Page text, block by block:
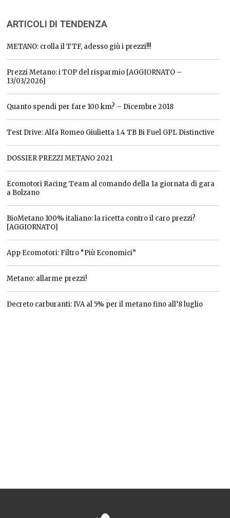
ARTICOLI DI TENDENZA
METANO: crolla il TTF, adesso giù i prezzi!!!
Prezzi Metano: i TOP del risparmio [AGGIORNATO –
13/03/2026]
Quanto spendi per fare 100 km? – Dicembre 2018
Test Drive: Alfa Romeo Giulietta 1.4 TB Bi Fuel GPL Distinctive
DOSSIER PREZZI METANO 2021
Ecomotori Racing Team al comando della 1a giornata di gara
a Bolzano
BioMetano 100% italiano: la ricetta contro il caro prezzi?
[AGGIORNATO]
App Ecomotori: Filtro “Più Economici”
Metano: allarme prezzi!
Decreto carburanti: IVA al 5% per il metano fino all’8 luglio